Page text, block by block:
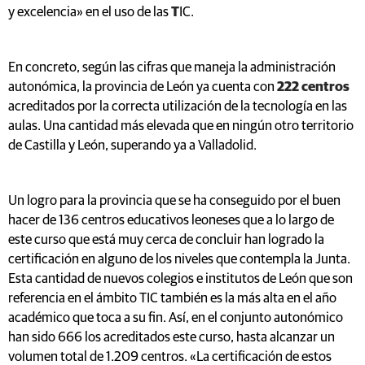
y excelencia» en el uso de lasT IC.
En concreto, según las cifras que maneja la administración
autonómica, la provincia de León ya cuenta con 222 centros
acreditados por la correcta utilización de la tecnología en las
aulas. Una cantidad más elevada que en ningún otro territorio
de Castilla y León, superando ya a Valladolid.
Un logro para la provincia que se ha conseguido por el buen
hacer de 136 centros educativos leoneses que a lo largo de
este curso que está muy cerca de concluir han logrado la
certificación en alguno de los niveles que contempla la Junta.
Esta cantidad de nuevos colegios e institutos de León que son
referencia en el ámbito TIC también es la más alta en el año
académico que toca a su fin. Así, en el conjunto autonómico
han sido 666 los acreditados este curso, hasta alcanzar un
volumen total de 1.209 centros. «La certificación de estos